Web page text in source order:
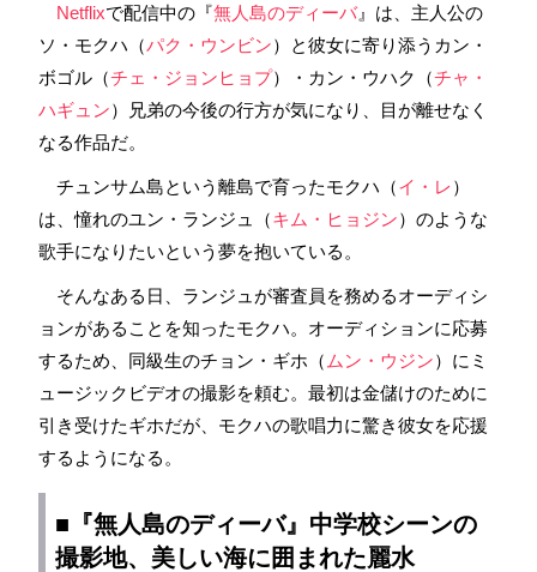
Netflixで配信中の『無人島のディーバ』は、主人公の
ソ・モクハ（パク・ウンビン）と彼女に寄り添うカン・
ボゴル（チェ・ジョンヒョプ）・カン・ウハク（チャ・
ハギュン）兄弟の今後の行方が気になり、目が離せなく
なる作品だ。
チュンサム島という離島で育ったモクハ（イ・レ ）
は、憧れのユン・ランジュ（キム・ヒョジン）のような
歌手になりたいという夢を抱いている。
そんなある日、ランジュが審査員を務めるオーディシ
ョンがあることを知ったモクハ。オーディションに応募
するため、同級生のチョン・ギホ（ ムン・ウジン）にミ
ュージックビデオの撮影を頼む。最初は金儲けのために
引き受けたギホだが、モクハの歌唱力に驚き彼女を応援
するようになる。
■『無人島のディーバ』中学校シーンの
撮影地、美しい海に囲まれた麗水